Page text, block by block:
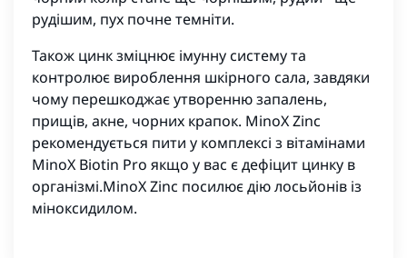
рудішим, пух почне темніти.
Також цинк зміцнює імунну систему та
контролює вироблення шкірного сала, завдяки
чому перешкоджає утворенню запалень,
прищів, акне, чорних крапок. MinoX Zinc
рекомендується пити у комплексі з вітамінами
MinoX Biotin Pro якщо у вас є дефіцит цинку в
організмі.MinoX Zinc посилює дію лосьйонів із
міноксидилом.